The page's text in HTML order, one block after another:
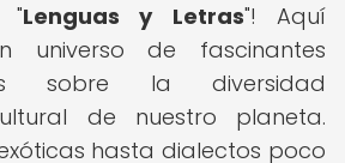
"Lenguas y Letras"! Aquí
universo de fascinantes
sobre la diversidad
de nuestro planeta.
hasta dialectos poco